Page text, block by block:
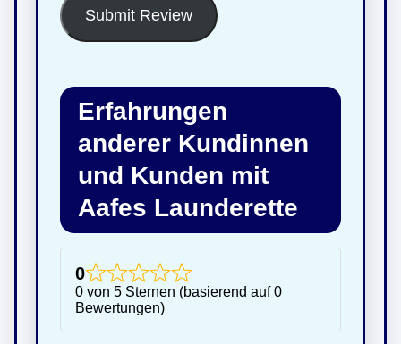
Submit Review
Erfahrungen
anderer Kundinnen
und Kunden mit
Aafes Launderette
0
0 von 5 Sternen (basierend auf 0
Bewertungen)